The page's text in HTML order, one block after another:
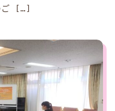
ご […]